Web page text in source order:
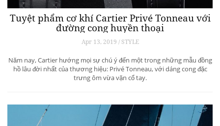
Tuyệt phẩm cơ khí Cartier Privé Tonneau với
đường cong huyền thoại
Apr 13, 2019 / STYLE
Năm nay, Cartier hướng mọi sự chú ý đến một trong những mẫu đồng
hồ lâu đời nhất của thương hiệu: Privé Tonneau, với dáng cong đặc
trưng ôm vừa vặn cổ tay.